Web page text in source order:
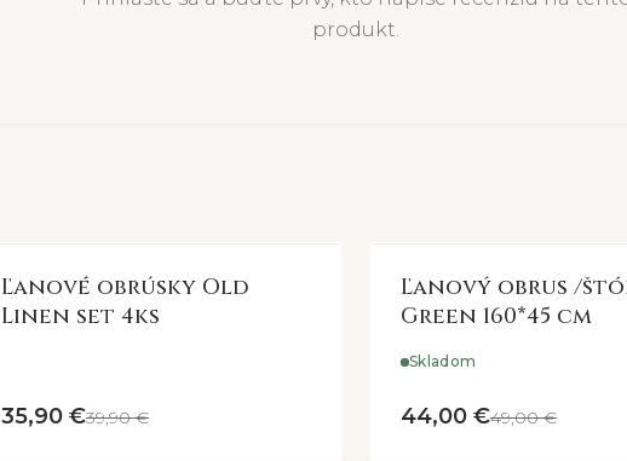
produkt.
Ľanové obrúsky Old
Linen set 4ks
35,90 €39,90 €
Ľanový obrus /
Green 160*45 cm
Skladom
44,00 €49,00 €